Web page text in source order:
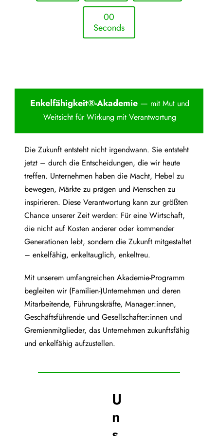
00
Seconds
Enkelfähigkeit®-Akademie— mit Mut und
Weitsicht für Wirkung mit Verantwortung
Die Zukunft entsteht nicht irgendwann. Sie entsteht
jetzt – durch die Entscheidungen, die wir heute
treffen. Unternehmen haben die Macht, Hebel zu
bewegen, Märkte zu prägen und Menschen zu
inspirieren. Diese Verantwortung kann zur größten
Chance unserer Zeit werden: Für eine Wirtschaft,
die nicht auf Kosten anderer oder kommender
Generationen lebt, sondern die Zukunft mitgestaltet
– enkelfähig, enkeltauglich, enkeltreu.
Mit unserem umfangreichen Akademie-Programm
begleiten wir (Familien-)Unternehmen und deren
Mitarbeitende, Führungskräfte, Manager:innen,
Geschäftsführende und Gesellschafter:innen und
Gremienmitglieder, das Unternehmen zukunftsfähig
und enkelfähig aufzustellen.
U
n